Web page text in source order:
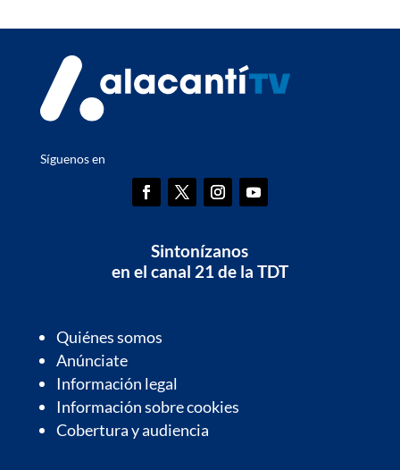
Síguenos en
Sintonízanos
en el canal 21 de la TDT
Quiénes somos
Anúnciate
Información legal
Información sobre cookies
Cobertura y audiencia